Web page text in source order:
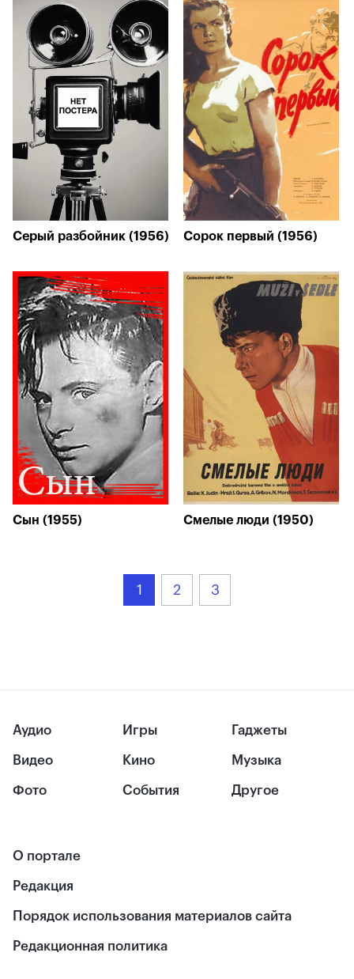
Серый разбойник (1956) Сорок первый (1956)
Сын (1955) Смелые люди (1950)
1 2 3
Аудио
Видео
Фото
Игры
Кино
События
Гаджеты
Музыка
Другое
О портале
Редакция
Порядок использования материалов сайта
Редакционная политика